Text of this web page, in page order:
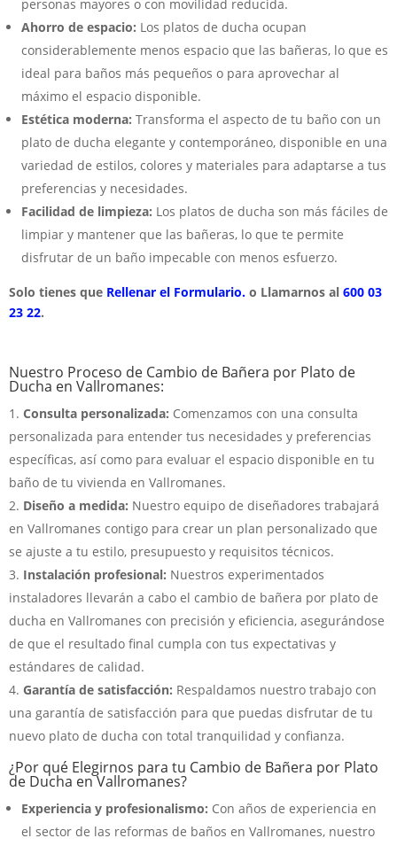
personas mayores o con movilidad reducida.
Ahorro de espacio: Los platos de ducha ocupan
considerablemente menos espacio que las bañeras, lo que es
ideal para baños más pequeños o para aprovechar al
máximo el espacio disponible.
Estética moderna: Transforma el aspecto de tu baño con un
plato de ducha elegante y contemporáneo, disponible en una
variedad de estilos, colores y materiales para adaptarse a tus
preferencias y necesidades.
Facilidad de limpieza: Los platos de ducha son más fáciles de
limpiar y mantener que las bañeras, lo que te permite
disfrutar de un baño impecable con menos esfuerzo.
Solo tienes que Rellenar el Formulario. o Llamarnos al 600 03
23 22.
Nuestro Proceso de Cambio de Bañera por Plato de
Ducha en Vallromanes:
Consulta personalizada: Comenzamos con una consulta
personalizada para entender tus necesidades y preferencias
específicas, así como para evaluar el espacio disponible en tu
baño de tu vivienda en Vallromanes.
Diseño a medida: Nuestro equipo de diseñadores trabajará
en Vallromanes contigo para crear un plan personalizado que
se ajuste a tu estilo, presupuesto y requisitos técnicos.
Instalación profesional: Nuestros experimentados
instaladores llevarán a cabo el cambio de bañera por plato de
ducha en Vallromanes con precisión y eficiencia, asegurándose
de que el resultado final cumpla con tus expectativas y
estándares de calidad.
Garantía de satisfacción: Respaldamos nuestro trabajo con
una garantía de satisfacción para que puedas disfrutar de tu
nuevo plato de ducha con total tranquilidad y confianza.
¿Por qué Elegirnos para tu Cambio de Bañera por Plato
de Ducha en Vallromanes?
Experiencia y profesionalismo: Con años de experiencia en
el sector de las reformas de baños en Vallromanes, nuestro